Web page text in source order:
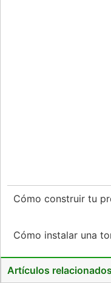
Cómo construir tu
Cómo instalar una
Artículos relacionados